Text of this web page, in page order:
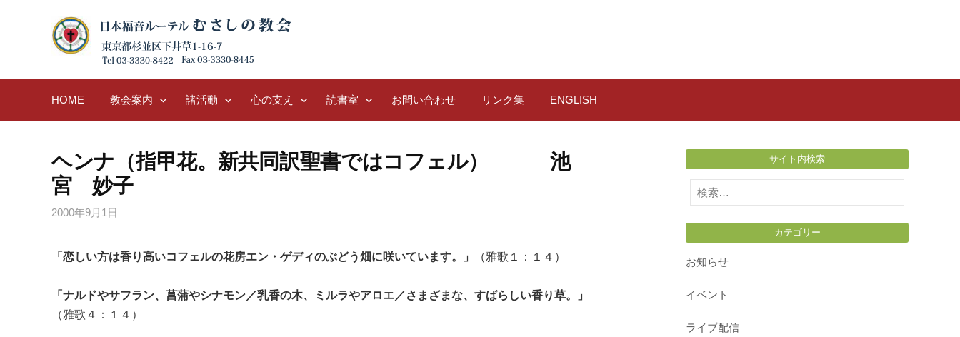
HOME 教会案内 諸活動 心の支え 読書室 お問い合わせ リンク集 ENGLISH
ヘンナ（指甲花。新共同訳聖書ではコフェル） 池
宮 妙子
2000年9月1日
「恋しい方は香り高いコフェルの花房エン・ゲディのぶどう畑に咲いています。」 （雅歌１：１４）
「ナルドやサフラン、菖蒲やシナモン／乳香の木、ミルラやアロエ／さまざまな、すばらしい香り草。」
（雅歌４：１４）
サイト内検索
検
索:
カテゴリー
お知らせ
イベント
ライブ配信